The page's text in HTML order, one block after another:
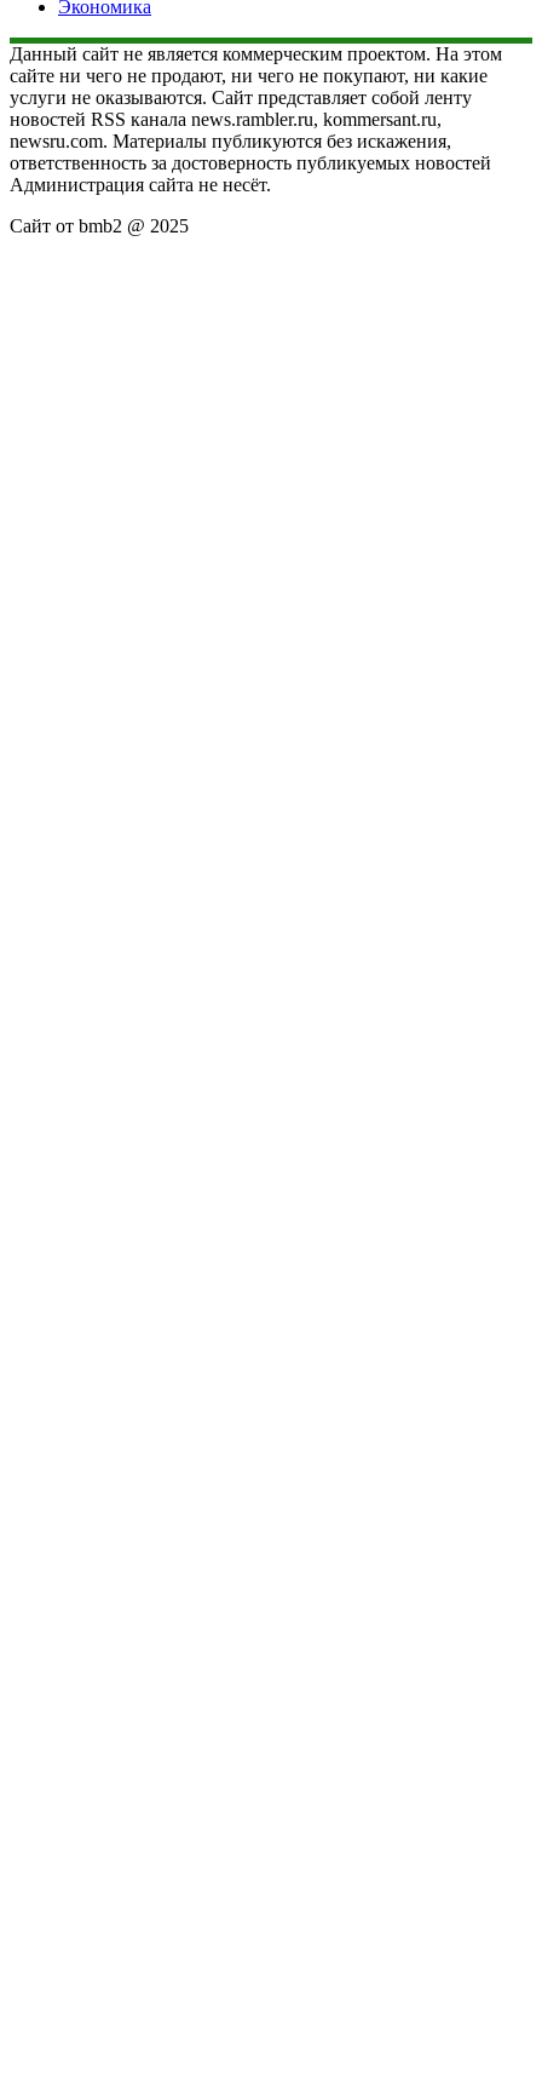
Экономика
Данный сайт не является коммерческим проектом. На этом
сайте ни чего не продают, ни чего не покупают, ни какие
услуги не оказываются. Сайт представляет собой ленту
новостей RSS канала news.rambler.ru, kommersant.ru,
newsru.com. Материалы публикуются без искажения,
ответственность за достоверность публикуемых новостей
Администрация сайта не несёт.
Сайт от bmb2 @ 2025